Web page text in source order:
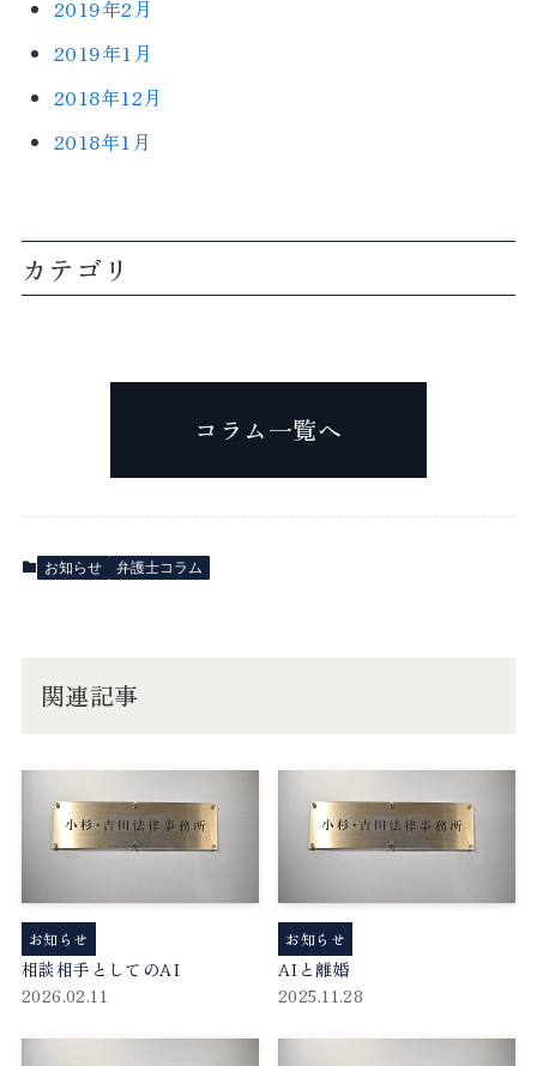
2019年2月
2019年1月
2018年12月
2018年1月
カテゴリ
コラム一覧へ
お知らせ 弁護士コラム
関連記事
相談相手としてのAI
2026.02.11
お知らせ
AIと離婚
2025.11.28
お知らせ